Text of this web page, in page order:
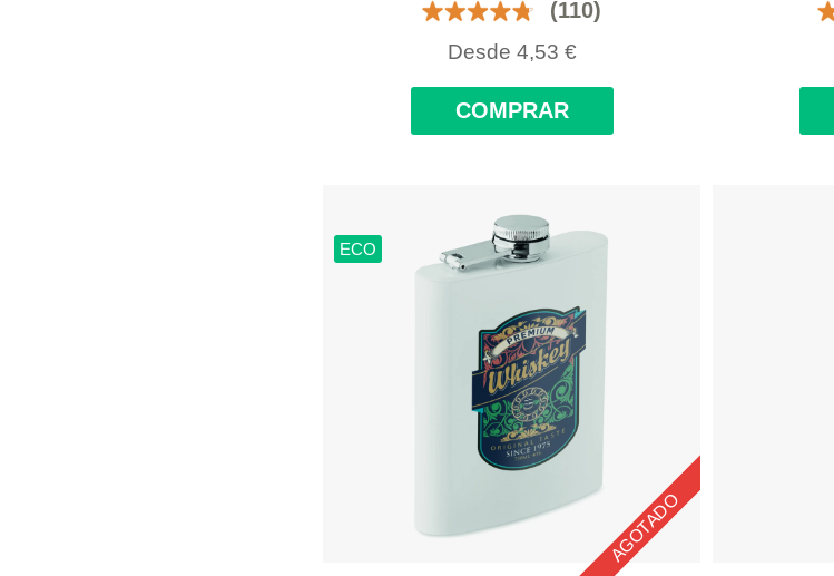
(110)
Desde 4,53 €
COMPRAR
ECO
AGOTADO